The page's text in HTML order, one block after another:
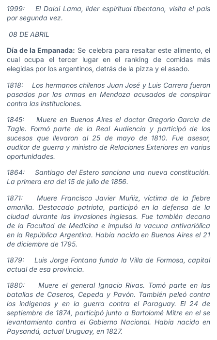
1999: El Dalai Lama, líder espiritual tibentano, visita el país
por segunda vez.
08 DE ABRIL
Día de la Empanada: Se celebra para resaltar este alimento, el
cual ocupa el tercer lugar en el ranking de comidas más
elegidas por los argentinos, detrás de la pizza y el asado.
1818: Los hermanos chilenos Juan José y Luis Carrera fueron
pasados por las armas en Mendoza acusados de conspirar
contra las instituciones.
1845: Muere en Buenos Aires el doctor Gregorio García de
Tagle. Formó parte de la Real Audiencia y participó de los
sucesos que llevaron al 25 de mayo de 1810. Fue asesor,
auditor de guerra y ministro de Relaciones Exteriores en varias
oportunidades.
1864: Santiago del Estero sanciona una nueva constitución.
La primera era del 15 de julio de 1856.
1871: Muere Francisco Javier Muñiz, víctima de la fiebre
amarilla. Destacado patriota, participó en la defensa de la
ciudad durante las invasiones inglesas. Fue también decano
de la Facultad de Medicina e impulsó la vacuna antivariólica
en la República Argentina. Había nacido en Buenos Aires el 21
de diciembre de 1795.
1879: Luis Jorge Fontana funda la Villa de Formosa, capital
actual de esa provincia.
1880: Muere el general Ignacio Rivas. Tomó parte en las
batallas de Caseros, Cepeda y Pavón. También peleó contra
los indígenas y en la guerra contra el Paraguay. El 24 de
septiembre de 1874, participó junto a Bartolomé Mitre en el se
levantamiento contra el Gobierno Nacional. Había nacido en
Paysandú, actual Uruguay, en 1827.